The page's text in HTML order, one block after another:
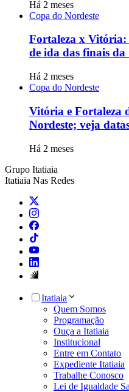
Há 2 meses
Copa do Nordeste
Fortaleza x Vitória:
de ida das finais
Há 2 meses
Copa do Nordeste
Vitória e Fortaleza
Nordeste; veja
Há 2 meses
Grupo Itatiaia
Itatiaia Nas Redes
Itatiaia
Quem Somos
Programação
Ouça a Itatiaia
Institucional
Entre em Contato
Expediente Itatiaia
Trabalhe Conosco
Lei de Igualdade